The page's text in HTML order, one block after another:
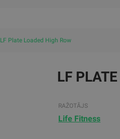
LF Plate Loaded High Row
LF
RAŽOTĀJS
Life Fitness